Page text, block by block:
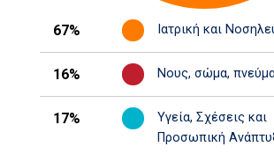
67% Ιατρική και
16% Νους, σώμα,
17%
Υγεία, Σχέσεις και
Προσωπική